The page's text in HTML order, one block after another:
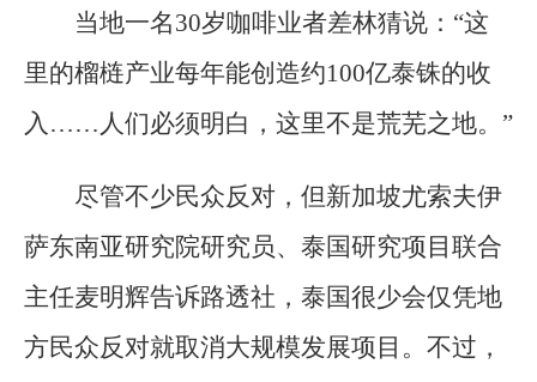
当地一名30岁咖啡业者差林猜说：“这
里的榴梿产业每年能创造约100亿泰铢的收
入……人们必须明白，这里不是荒芜之地。”
尽管不少民众反对，但新加坡尤索夫伊
萨东南亚研究院研究员、泰国研究项目联合
主任麦明辉告诉路透社，泰国很少会仅凭地
方民众反对就取消大规模发展项目。不过，